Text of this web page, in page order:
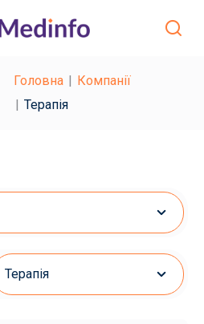
Головна
Компанії
Терапія
Терапія